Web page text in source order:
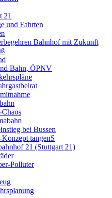
21
und Fahrten
Bahnhof mit Zukunft
Bahn, ÖPNV
Chaos
bei Bussen
Konzept tangenS
21 (Stuttgart 21)
Polluter